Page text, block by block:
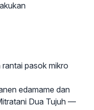
pasok mikro
edamame dan
Dua Tujuh —